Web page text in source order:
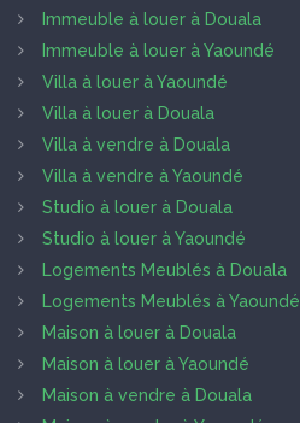
Immeuble à louer à Douala
Immeuble à louer à Yaoundé
Villa à louer à Yaoundé
Villa à louer à Douala
Villa à vendre à Douala
Villa à vendre à Yaoundé
Studio à louer à Douala
Studio à louer à Yaoundé
Logements Meublés à Douala
Logements Meublés à Yaoundé
Maison à louer à Douala
Maison à louer à Yaoundé
Maison à vendre à Douala